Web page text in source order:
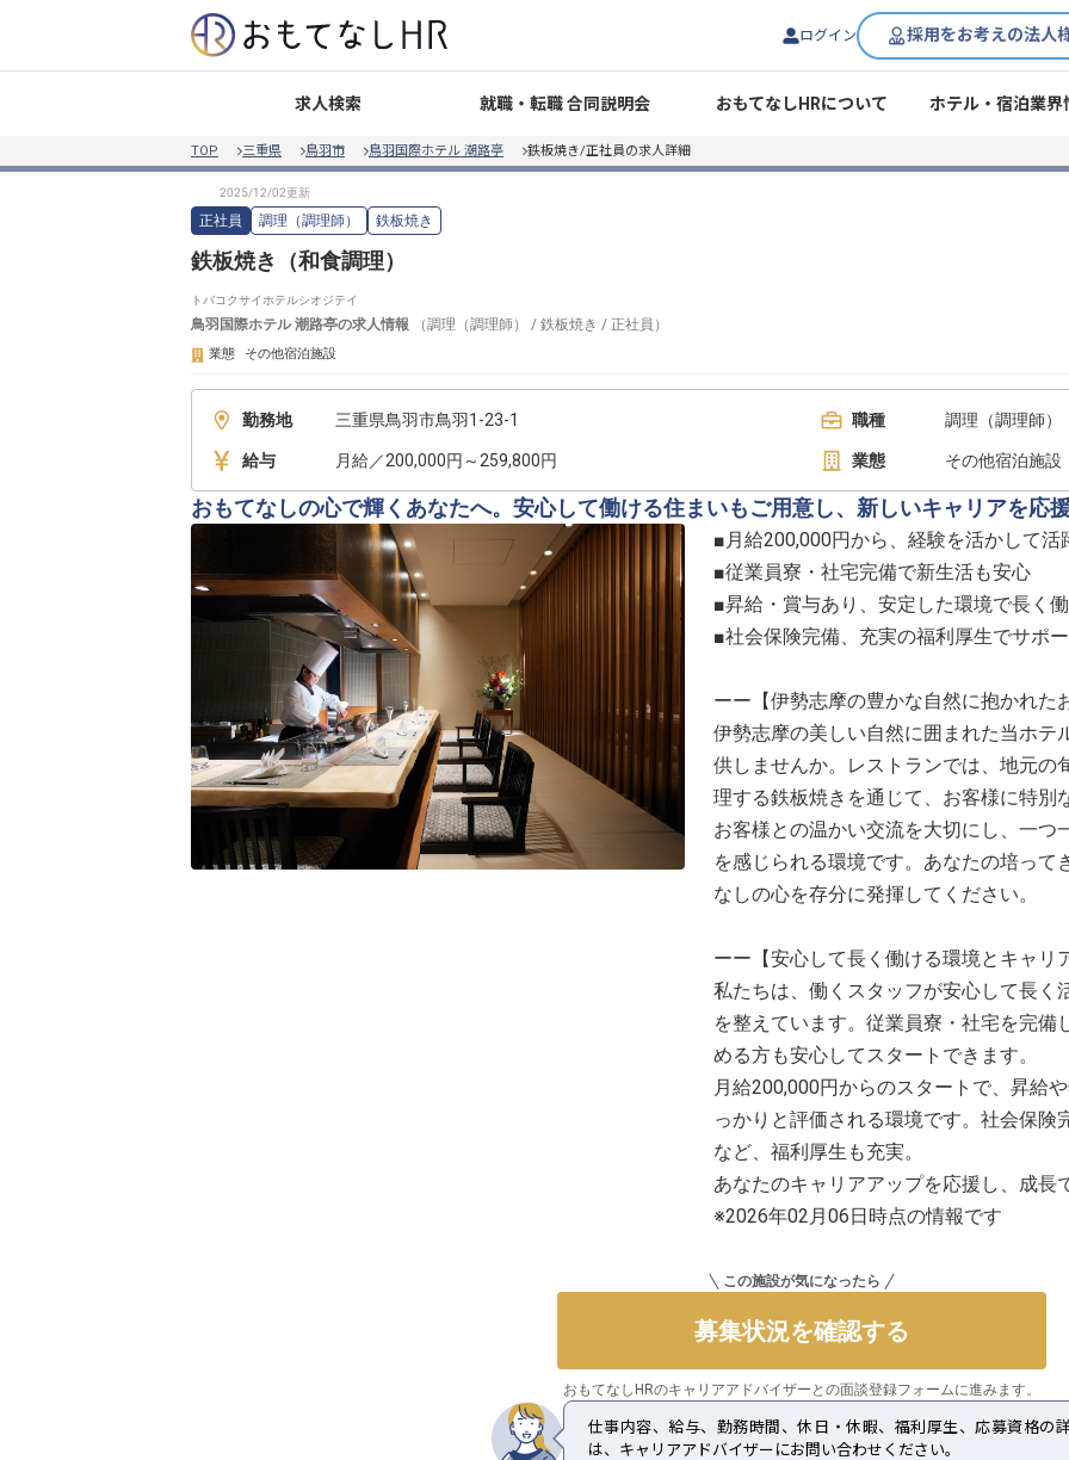
ログイン 採用をお考えの法人
求人検索 就職・転職 合同説明会 おもてなしHRについて ホテル・宿泊業界
TOP 三重県 鳥羽市 鳥羽国際ホテル 潮路亭 鉄板焼き/正社員の求人詳細
正社員 調理（調理師） 鉄板焼き
鉄板焼き（和食調理）
トバコクサイホテルシオジテイ
鳥羽国際ホテル 潮路亭の求人情報 （調理（調理師） / 鉄板焼き / 正社員 ）
業態 その他宿泊施設
勤務地 三重県鳥羽市鳥羽1-23-1 職種 調理（調理師）
給与 月給／200,000円～259,800円 業態 その他宿泊施設
おもてなしの心で輝くあなたへ。安心して働ける住まいもご用意し、新しいキャリアを応
■月給200,000円から、経験を活かして活
■従業員寮・社宅完備で新生活も安心
■昇給・賞与あり、安定した環境で長く
■社会保険完備、充実の福利厚生でサポ
ーー【伊勢志摩の豊かな自然に抱かれた
伊勢志摩の美しい自然に囲まれた当ホテ
供しませんか。レストランでは、地元の
理する鉄板焼きを通じて、お客様に特別
お客様との温かい交流を大切にし、一
を感じられる環境です。あなたの培っ
なしの心を存分に発揮してください。
ーー【安心して長く働ける環境とキャリ
私たちは、働くスタッフが安心して長く
を整えています。従業員寮・社宅を完
める方も安心してスタートできます。
月給200,000円からのスタートで、昇給
っかりと評価される環境です。社会保
など、福利厚生も充実。
あなたのキャリアアップを応援し、成長
※2026年02月06日時点の情報です
この施設が気になったら
募集状況を確認する
おもてなしHRのキャリアアドバイザーとの面談登録フォームに進みます。
仕事内容、給与、勤務時間、休日・休暇、福利厚生、応募資格の
は、キャリアアドバイザーにお問い合わせください。